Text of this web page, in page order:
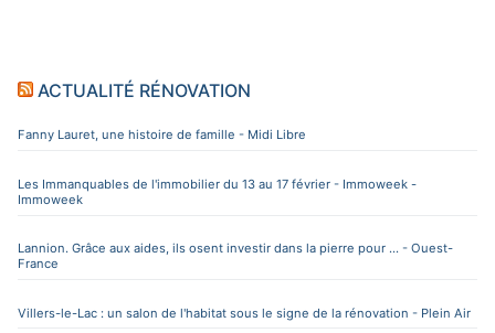
ACTUALITÉ RÉNOVATION
Fanny Lauret, une histoire de famille - Midi Libre
Les Immanquables de l'immobilier du 13 au 17 février - Immoweek -
Immoweek
Lannion. Grâce aux aides, ils osent investir dans la pierre pour ... - Ouest-
France
Villers-le-Lac : un salon de l'habitat sous le signe de la rénovation - Plein Air